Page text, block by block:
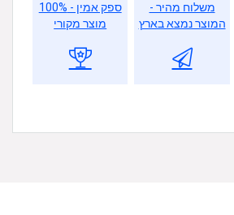
משלוח מהיר -
המוצר נמצא בארץ
ספק אמין - 100%
מוצר מקורי